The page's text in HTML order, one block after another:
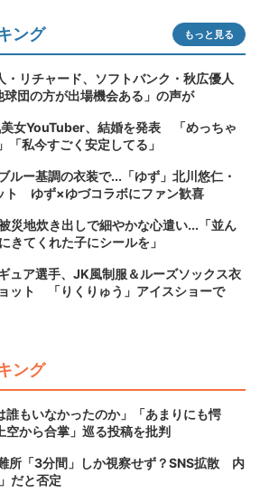
ング もっと見る
・リチャード、ソフトバンク・秋広優人
団の方が出場機会ある」の声が
女YouTuber、結婚を発表 「めっちゃ
「私今すごく安定してる」
ルー基調の衣装で...「ゆず」北川悠仁・
ト ゆず×ゆづコラボにファン歓喜
災地炊き出しで細やかな心遣い...「並ん
きてくれた子にシールを」
ュア選手、JK風制服＆ルーズソックス衣
ット 「りくりゅう」アイスショーで
ング
誰もいなかったのか」「あまりにも愕
から合掌」巡る投稿を批判
所「3分間」しか視察せず？SNS拡散 内
だと否定